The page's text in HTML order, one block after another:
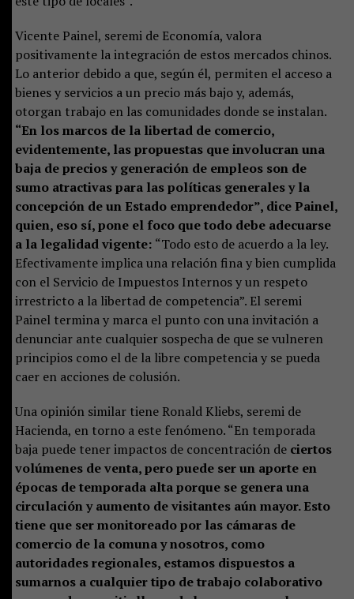
Vicente Painel, seremi de Economía, valora
positivamente la integración de estos mercados chinos.
Lo anterior debido a que, según él, permiten el acceso a
bienes y servicios a un precio más bajo y, además,
otorgan trabajo en las comunidades donde se instalan.
“En los marcos de la libertad de comercio,
evidentemente, las propuestas que involucran una
baja de precios y generación de empleos son de
sumo atractivas para las políticas generales y la
concepción de un Estado emprendedor”, dice Painel,
quien, eso sí, pone el foco que todo debe adecuarse
a la legalidad vigente: “Todo esto de acuerdo a la ley.
Efectivamente implica una relación fina y bien cumplida
con el Servicio de Impuestos Internos y un respeto
irrestricto a la libertad de competencia”. El seremi
Painel termina y marca el punto con una invitación a
denunciar ante cualquier sospecha de que se vulneren
principios como el de la libre competencia y se pueda
caer en acciones de colusión.
Una opinión similar tiene Ronald Kliebs, seremi de
Hacienda, en torno a este fenómeno. “En temporada
baja puede tener impactos de concentración de ciertos
volúmenes de venta, pero puede ser un aporte en
épocas de temporada alta porque se genera una
circulación y aumento de visitantes aún mayor. Esto
tiene que ser monitoreado por las cámaras de
comercio de la comuna y nosotros, como
autoridades regionales, estamos dispuestos a
sumarnos a cualquier tipo de trabajo colaborativo